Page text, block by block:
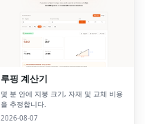
루핑 계산기
몇 분 안에 지붕 크기, 자재 및 교체 비용
을 추정합니다.
2026-08-07